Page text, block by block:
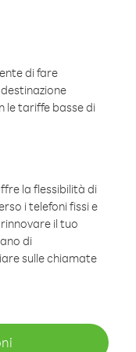
di fare
le tariffe basse di
la flessibilità di
i telefoni fissi e
il tuo
di
sulle chiamate